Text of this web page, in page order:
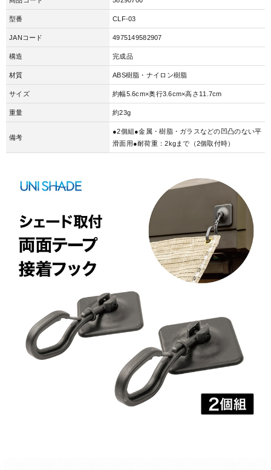
型番 CLF-03
JANコード 4975149582907
構造 完成品
材質 ABS樹脂・ナイロン樹脂
サイズ 約幅5.6cm×奥行3.6cm×高さ11.7cm
重量 約23g
備考
●2個組●金属・樹脂・ガラスなどの凹凸のない平
滑面用●耐荷重：2kgまで（2個取付時）